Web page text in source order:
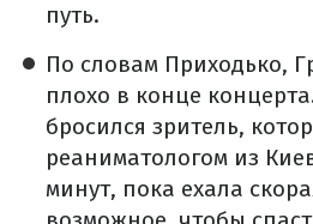
путь.
По словам Приходько,
плохо в конце
бросился зритель,
реаниматологом из
минут, пока ехала